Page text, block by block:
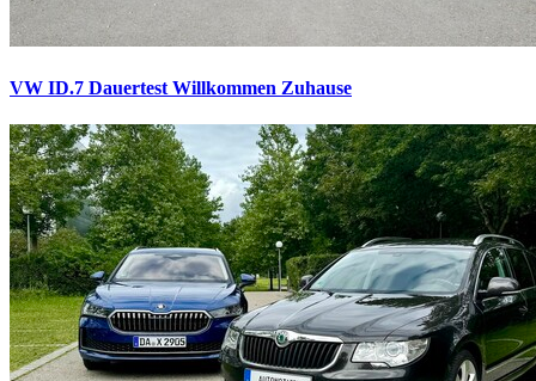
VW ID.7 Dauertest Willkommen Zuhause